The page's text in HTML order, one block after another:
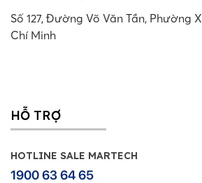
Số 127, Đường Võ Văn Tần, Phường
Chí Minh
HỖ TRỢ
HOTLINE SALE MARTECH
1900 63 64 65